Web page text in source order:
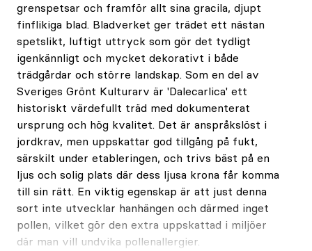
grenspetsar och framför allt sina gracila, djupt
finflikiga blad. Bladverket ger trädet ett nästan
spetslikt, luftigt uttryck som gör det tydligt
igenkännligt och mycket dekorativt i både
trädgårdar och större landskap. Som en del av
Sveriges Grönt Kulturarv är 'Dalecarlica' ett
historiskt värdefullt träd med dokumenterat
ursprung och hög kvalitet. Det är anspråkslöst i
jordkrav, men uppskattar god tillgång på fukt,
särskilt under etableringen, och trivs bäst på en
ljus och solig plats där dess ljusa krona får komma
till sin rätt. En viktig egenskap är att just denna
sort inte utvecklar hanhängen och därmed inget
pollen, vilket gör den extra uppskattad i miljöer
där man vill undvika pollenallergier.